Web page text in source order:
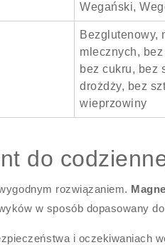
Wegański,
Bezglutenowy,
mlecznych,
bez cukru, bez
drożdży, bez
wieprzowiny
do
rozwiązaniem.
w sposób dopasowany
i oczekiwaniach